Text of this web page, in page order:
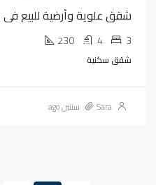
شقق علوية وأرضية للبيع
3
4
230
شقق سكنية
Sara سنتين ago